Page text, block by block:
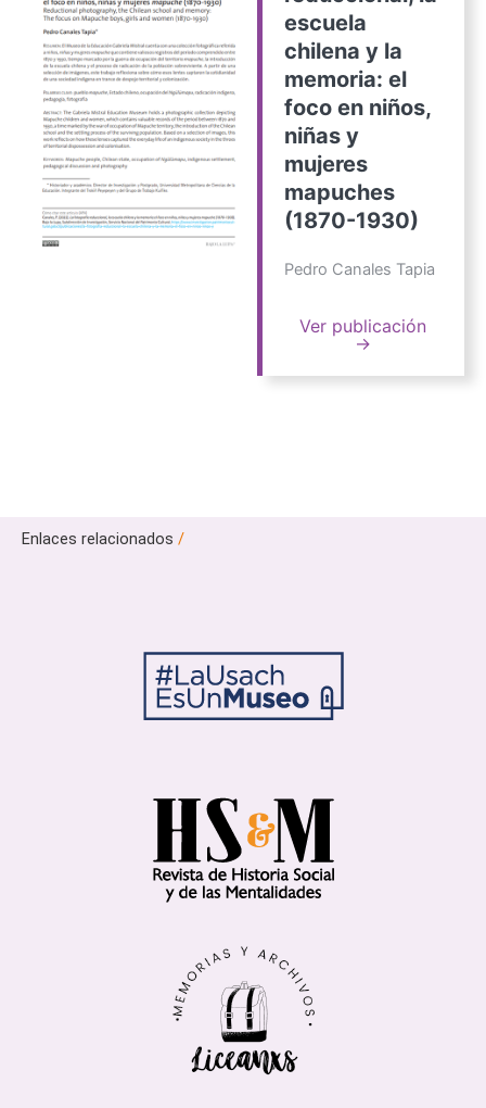
escuela
chilena y la
memoria: el
foco en niños,
niñas y
mujeres
mapuches
(1870-1930)
Pedro Canales Tapia
Ver publicación
→
Enlaces relacionados /